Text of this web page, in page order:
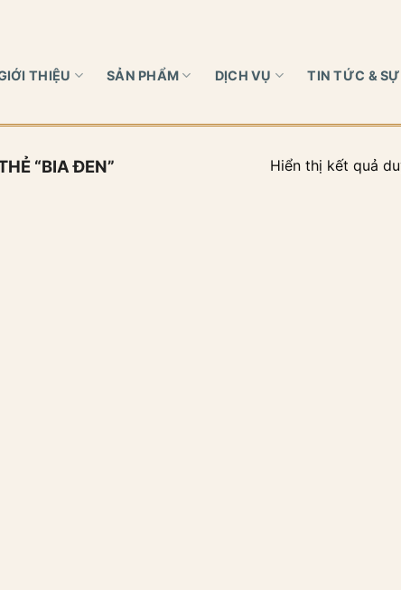
THIỆU SẢN PHẨM DỊCH VỤ TIN TỨC &
“BIA ĐEN” Hiển thị kết quả